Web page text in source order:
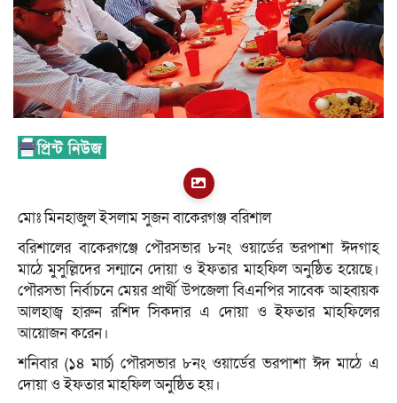
মোঃ মিনহাজুল ইসলাম সুজন বাকেরগঞ্জ বরিশাল
বরিশালের বাকেরগঞ্জে পৌরসভার ৮নং ওয়ার্ডের ভরপাশা ঈদগাহ
মাঠে মুসুল্লিদের সন্মানে দোয়া ও ইফতার মাহফিল অনুষ্ঠিত হয়েছে।
পৌরসভা নির্বাচনে মেয়র প্রার্থী উপজেলা বিএনপির সাবেক আহ্বায়ক
আলহাজ্ব হারুন রশিদ সিকদার এ দোয়া ও ইফতার মাহফিলের
আয়োজন করেন।
শনিবার (১৪ মার্চ) পৌরসভার ৮নং ওয়ার্ডের ভরপাশা ঈদ মাঠে এ
দোয়া ও ইফতার মাহফিল অনুষ্ঠিত হয়।